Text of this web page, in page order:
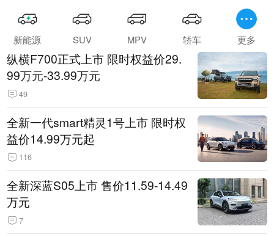
新能源 SUV MPV 轿车 更多
纵横F700正式上市 限时权益价29.
99万元-33.99万元
49
全新一代smart精灵1号上市 限时权
益价14.99万元起
116
全新深蓝S05上市 售价11.59-14.49
万元
7